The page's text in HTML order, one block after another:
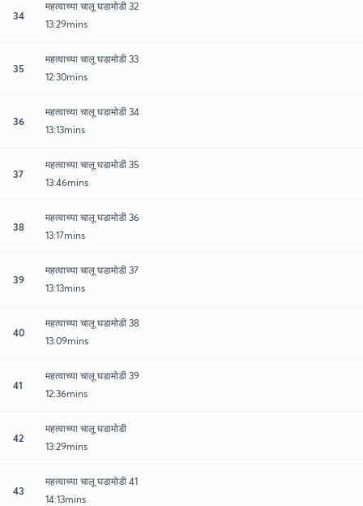
34
महत्वाच्या चालू घडामोडी 32
13:29mins
35
महत्वाच्या चालू घडामोडी 33
12:30mins
36
महत्वाच्या चालू घडामोडी 34
13:13mins
37
महत्वाच्या चालू घडामोडी 35
13:46mins
38
महत्वाच्या चालू घडामोडी 36
13:17mins
39
महत्वाच्या चालू घडामोडी 37
13:13mins
40
महत्वाच्या चालू घडामोडी 38
13:09mins
41
महत्वाच्या चालू घडामोडी 39
12:36mins
42
महत्वाच्या चालू घडामोडी
13:29mins
43
महत्वाच्या चालू घडामोडी 41
14:13mins